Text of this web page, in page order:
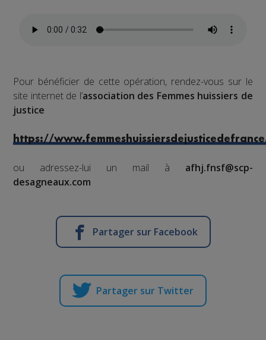
Pour bénéficier de cette opération, rendez-vous sur le
site internet de l’association des Femmes huissiers de
justice
https://
ou adressez-lui un mail à afhj.fnsf@scp-
desagneaux.com
Partager sur Facebook
Partager sur Twitter